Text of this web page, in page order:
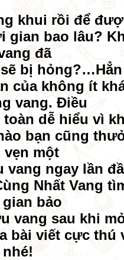
khui rồi để
gian bao lâu?
đã
bị
của không ít
vang. Điều
toàn dễ hiểu vì
bạn cũng
một
vang ngay lần
Nhất Vang
bảo
vang sau khi
bài viết cực thú